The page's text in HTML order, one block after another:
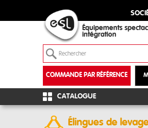
Équipements
intégration
COMMANDE PAR RÉFÉRENCE
CATALOGUE
Élingues de